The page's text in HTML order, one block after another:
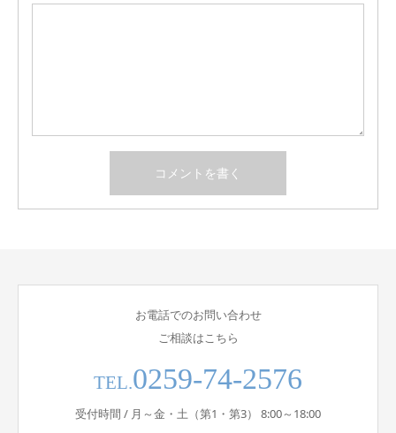
お電話でのお問い合わせ
ご相談はこちら
TEL.0259-74-2576
受付時間 / 月～金・土（第1・第3） 8:00～18:00